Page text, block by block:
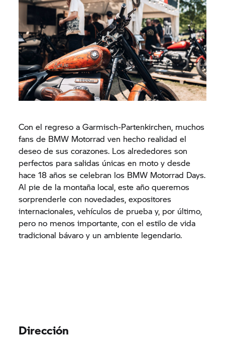
Con el regreso a Garmisch-Partenkirchen, muchos
fans de BMW Motorrad ven hecho realidad el
deseo de sus corazones. Los alrededores son
perfectos para salidas únicas en moto y desde
hace 18 años se celebran los BMW Motorrad Days.
Al pie de la montaña local, este año queremos
sorprenderle con novedades, expositores
internacionales, vehículos de prueba y, por último,
pero no menos importante, con el estilo de vida
tradicional bávaro y un ambiente legendario.
Dirección